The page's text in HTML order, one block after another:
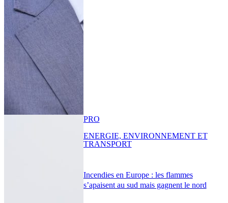
Incendies en Europe : les flammes
s’apaisent au sud mais gagnent le nord
PRO
ENERGIE, ENVIRONNEMENT ET
TRANSPORT